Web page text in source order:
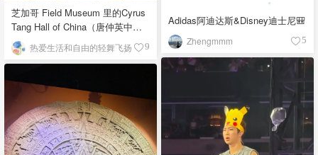
Adidas阿迪达斯&Disney迪士尼🎒
Zhengmmm 5
芝加哥 Field Museum 里的Cyrus
Tang Hall of China（唐仲英中国
馆） 热爱生活和自由的轻舞飞扬 9